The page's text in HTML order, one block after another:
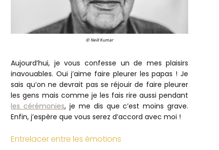
© Neill Kumar
Aujourd’hui, je vous confesse un de mes plaisirs
inavouables. Oui j’aime faire pleurer les papas ! Je
sais qu’on ne devrait pas se réjouir de faire pleurer
les gens mais comme je les fais rire aussi pendant
les cérémonies, je me dis que c’est moins grave.
Enfin, j’espère que vous serez d’accord avec moi !
Entrelacer entre les émotions